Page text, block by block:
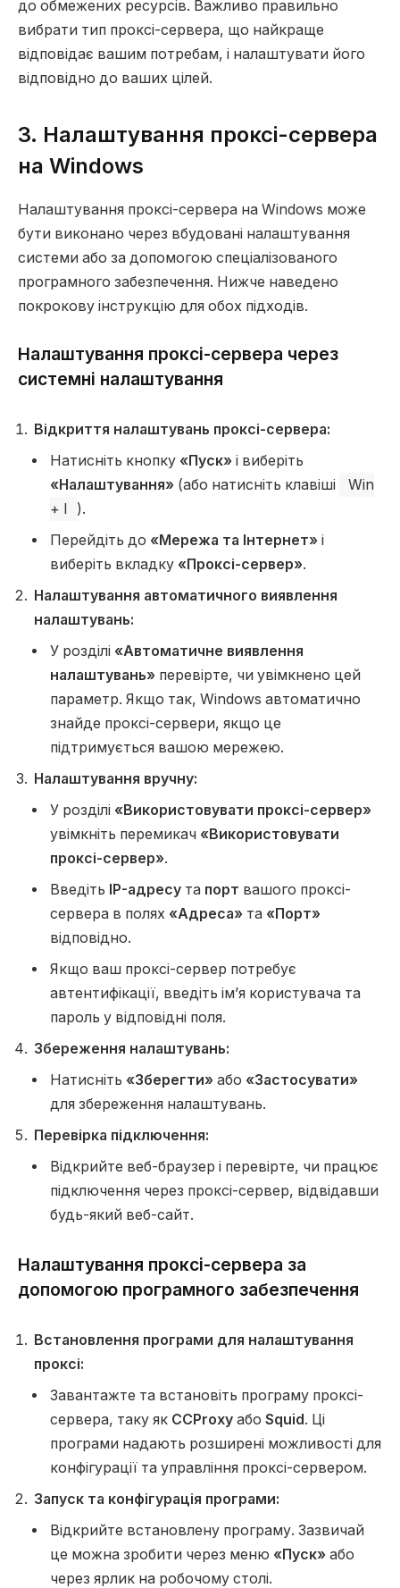
до обмежених ресурсів. Важливо правильно
вибрати тип проксі-сервера, що найкраще
відповідає вашим потребам, і налаштувати його
відповідно до ваших цілей.
3. Налаштування проксі-сервера
на Windows
Налаштування проксі-сервера на Windows може
бути виконано через вбудовані налаштування
системи або за допомогою спеціалізованого
програмного забезпечення. Нижче наведено
покрокову інструкцію для обох підходів.
Налаштування проксі-сервера через
системні налаштування
Відкриття налаштувань проксі-сервера:
Натисніть кнопку «Пуск» і виберіть
«Налаштування» (або натисніть клавіші
Win
+ I
).
Перейдіть до «Мережа та Інтернет» і
виберіть вкладку «Проксі-сервер».
Налаштування автоматичного виявлення
налаштувань:
У розділі «Автоматичне виявлення
налаштувань» перевірте, чи увімкнено цей
параметр. Якщо так, Windows автоматично
знайде проксі-сервери, якщо це
підтримується вашою мережею.
Налаштування вручну:
У розділі «Використовувати проксі-сервер»
увімкніть перемикач «Використовувати
проксі-сервер».
Введіть IP-адресу та порт вашого проксі-
сервера в полях «Адреса» та «Порт»
відповідно.
Якщо ваш проксі-сервер потребує
автентифікації, введіть ім’я користувача та
пароль у відповідні поля.
Збереження налаштувань:
Натисніть «Зберегти» або «Застосувати»
для збереження налаштувань.
Перевірка підключення:
Відкрийте веб-браузер і перевірте, чи працює
підключення через проксі-сервер, відвідавши
будь-який веб-сайт.
Налаштування проксі-сервера за
допомогою програмного забезпечення
Встановлення програми для налаштування
проксі:
Завантажте та встановіть програму проксі-
сервера, таку як CCProxy або Squid. Ці
програми надають розширені можливості для
конфігурації та управління проксі-сервером.
Запуск та конфігурація програми:
Відкрийте встановлену програму. Зазвичай
це можна зробити через меню «Пуск» або
через ярлик на робочому столі.